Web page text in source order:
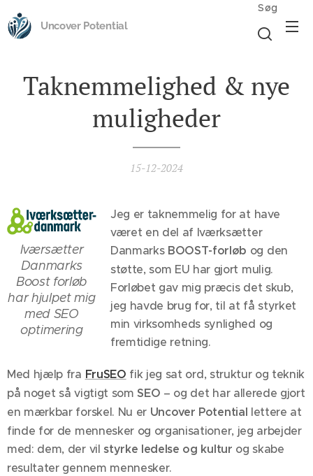
Uncover Potential
Søg
Taknemmelighed & nye
muligheder
15-12-2024
Iværsætter
Danmarks
Boost forløb
har hjulpet mig
med SEO
optimering
Jeg er taknemmelig for at have
været en del af Iværksætter
Danmarks BOOST-forløb og den
støtte, som EU har gjort mulig.
Forløbet gav mig præcis det skub,
jeg havde brug for, til at få styrket
min virksomheds synlighed og
fremtidige retning.
Med hjælp fra FruSEO fik jeg sat ord, struktur og teknik
på noget så vigtigt som SEO – og det har allerede gjort
en mærkbar forskel. Nu er Uncover Potential lettere at
finde for de mennesker og organisationer, jeg arbejder
med: dem, der vilstyrke ledelse og kultur og skabe
resultater gennem mennesker.